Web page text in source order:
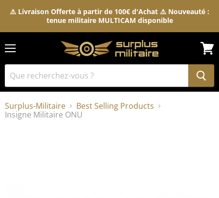
⚠️ Livraison Offerte à partir de 100€ d'Achat ⚠️ Nouveauté :
tenue militaire MULTICAM disponible
le
Surplus-Militaire
Best Selling Products
Insigne Militaire ONU